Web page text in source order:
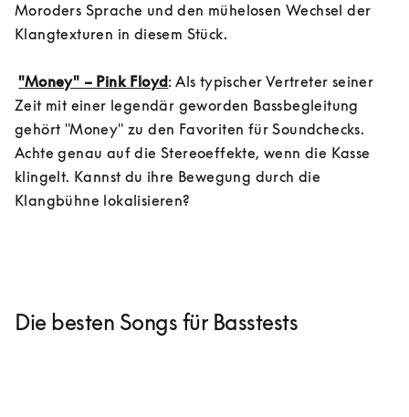
Moroders Sprache und den mühelosen Wechsel der
Klangtexturen in diesem Stück.
"Money" – Pink Floyd: Als typischer Vertreter seiner
Zeit mit einer legendär geworden Bassbegleitung
gehört "Money" zu den Favoriten für Soundchecks.
Achte genau auf die Stereoeffekte, wenn die Kasse
klingelt. Kannst du ihre Bewegung durch die
Klangbühne lokalisieren?
Die besten Songs für Basstests